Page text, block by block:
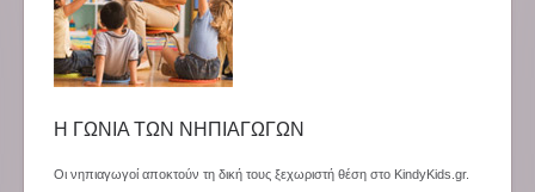
Η ΓΩΝΙΑ ΤΩΝ ΝΗΠΙΑΓΩΓΩΝ
Οι νηπιαγωγοί αποκτούν τη δική τους ξεχωριστή θέση στο KindyKids.gr.